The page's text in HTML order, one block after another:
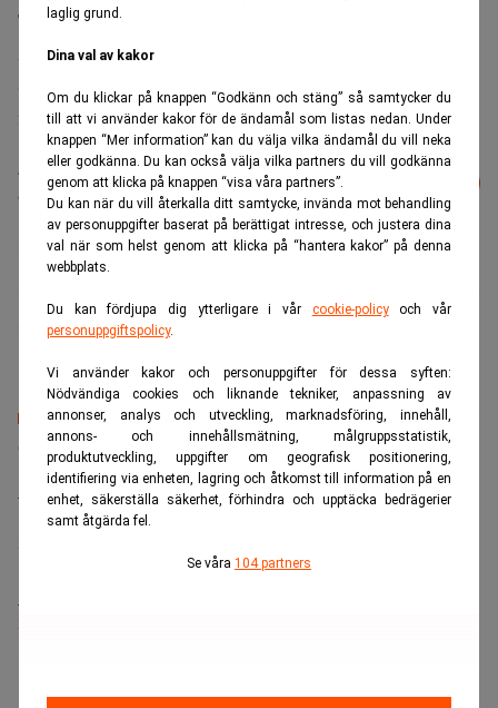
laglig grund.
Dina val av kakor
Om du klickar på knappen “Godkänn och stäng” så samtycker du
till att vi använder kakor för de ändamål som listas nedan. Under
knappen “Mer information” kan du välja vilka ändamål du vill neka
eller godkänna. Du kan också välja vilka partners du vill godkänna
genom att klicka på knappen “visa våra partners”.
Du kan när du vill återkalla ditt samtycke, invända mot behandling
av personuppgifter baserat på berättigat intresse, och justera dina
val när som helst genom att klicka på “hantera kakor” på denna
webbplats.
Du kan fördjupa dig ytterligare i vår cookie-policyoch vår
personuppgiftspolicy.
Vi använder kakor och personuppgifter för dessa syften:
Nödvändiga cookies och liknande tekniker, anpassning av
annonser, analys och utveckling, marknadsföring, innehåll,
annons- och innehållsmätning, målgruppsstatistik,
produktutveckling, uppgifter om geografisk positionering,
identifiering via enheten, lagring och åtkomst till information på en
enhet, säkerställa säkerhet, förhindra och upptäcka bedrägerier
samt åtgärda fel.
Se våra 104 partners
Till kontoret i Halmstad har även bolaget rekryterat
Anders Skillius, idag senior privat banker på Swedbank.
Samtliga tillträder på Consensus i mitten av augusti. Det
framgår av ett pressmeddelande.
Läs mer från Realtid - vårt nyhetsbrev
är kostnadsfritt:
Consensus Förmögenhetsförvaltning
Realtid.se
Senaste lediga jobben
Bolagsjurist till Eltel AB
Placering:Bromma, Stockholm
Sista ansökningsdag:
Sista ansökningsdag: